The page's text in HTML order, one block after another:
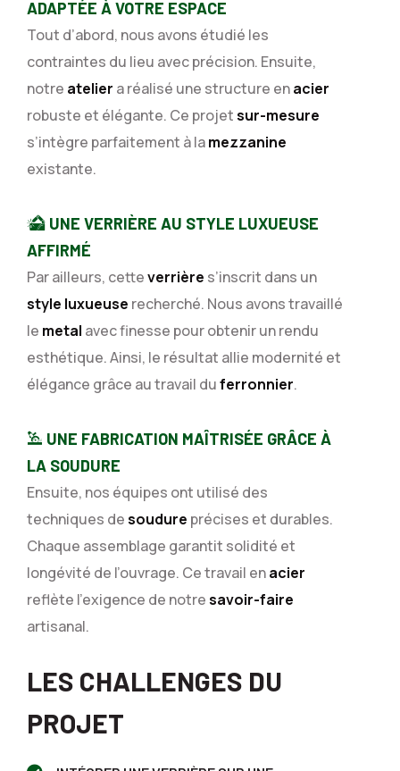
ADAPTÉE À VOTRE ESPACE
Tout d’abord, nous avons étudié les
contraintes du lieu avec précision. Ensuite,
notre atelier a réalisé une structure enacier
robuste et élégante. Ce projetsur-mesure
s’intègre parfaitement à lamezzanine
existante.
UNE VERRIÈRE AU STYLE LUXUEUSE
AFFIRMÉ
Par ailleurs, cetteverrière s’inscrit dans un
style luxueuse recherché. Nous avons travaillé
le metal avec finesse pour obtenir un rendu
esthétique. Ainsi, le résultat allie modernité et
élégance grâce au travail duferronnier.
UNE FABRICATION MAÎTRISÉE GRÂCE À
LA SOUDURE
Ensuite, nos équipes ont utilisé des
techniques desoudure précises et durables.
Chaque assemblage garantit solidité et
longévité de l’ouvrage. Ce travail enacier
reflète l’exigence de notresavoir-faire
artisanal.
LES CHALLENGES DU
PROJET